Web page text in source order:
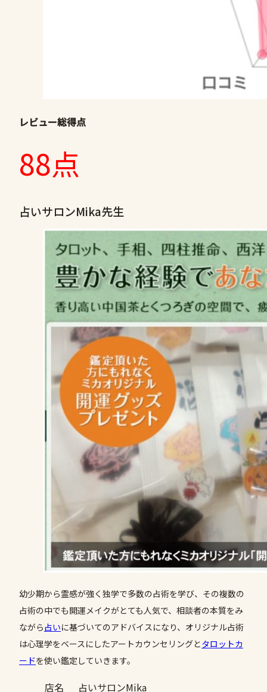
レビュー総得点
88点
占いサロンMika先生
幼少期から霊感が強く独学で多数の占術を学び、その複数の
占術の中でも開運メイクがとても人気で、相談者の本質をみ
ながら占いに基づいてのアドバイスになり、オリジナル占術
は心理学をベースにしたアートカウンセリングとタロットカ
ードを使い鑑定していきます。
店名
占いサロンMika